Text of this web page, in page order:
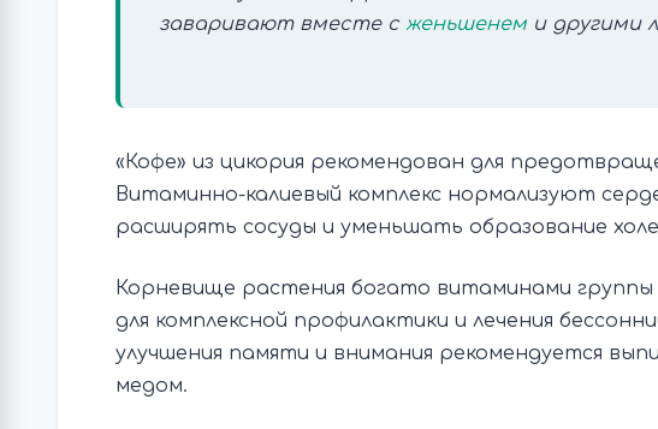
заваривают вместе с женьшенем и другими
«Кофе» из цикория рекомендован для
Витаминно-калиевый комплекс нормализуют
расширять сосуды и уменьшать образование
Корневище растения богато витаминами группы
для комплексной профилактики и лечения
улучшения памяти и внимания рекомендуется
медом.